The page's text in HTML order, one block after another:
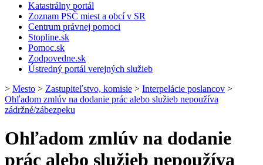
Katastrálny portál
Zoznam PSČ miest a obcí v SR
Centrum právnej pomoci
Stopline.sk
Pomoc.sk
Zodpovedne.sk
Ústredný portál verejných služieb
> Mesto > Zastupiteľstvo, komisie > Interpelácie poslancov >
Ohľadom zmlúv na dodanie prác alebo služieb nepoužíva
zádržné/zábezpeku
Ohľadom zmlúv na dodanie
prác alebo služieb nepoužíva